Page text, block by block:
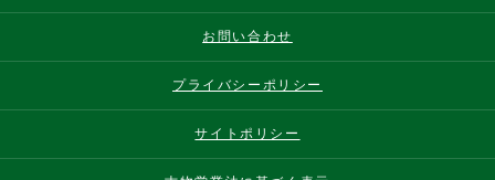
お問い合わせ
プライバシーポリシー
サイトポリシー